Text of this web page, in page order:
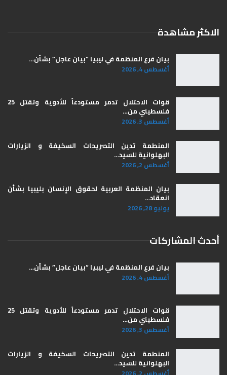
الاكثر مشاهدة
بيان فرع المنظمة في ليبيا “بيان عاجل” بشأن…
أغسطس 4, 2026
قوات الاحتلال تدمر مستودعاً للأدوية وتقتل 25
فلسطيني من…
أغسطس 3, 2026
المنطمة تدين التصريحات السخيفة و الزيارات
البهلوانية للسيد…
أغسطس 2, 2026
بيان المنظمة العربية لحقوق الإنسان بليبيا ​بشأن
انعقاد…
يوليو 28, 2026
أحدث المشاركات
بيان فرع المنظمة في ليبيا “بيان عاجل” بشأن…
أغسطس 4, 2026
قوات الاحتلال تدمر مستودعاً للأدوية وتقتل 25
فلسطيني من…
أغسطس 3, 2026
المنطمة تدين التصريحات السخيفة و الزيارات
البهلوانية للسيد…